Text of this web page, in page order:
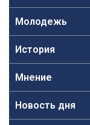
Молодежь
История
Мнение
Новость дня